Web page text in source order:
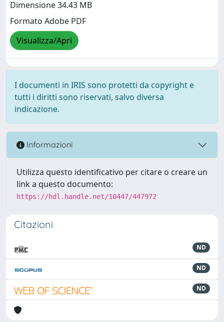
Dimensione 34.43 MB
Formato Adobe PDF
Visualizza/Apri
I documenti in IRIS sono protetti da copyright e
tutti i diritti sono riservati, salvo diversa
indicazione.
Informazioni
Utilizza questo identificativo per citare o creare un
link a questo documento:
https://hdl.handle.net/10447/447972
Citazioni
ND
ND
ND